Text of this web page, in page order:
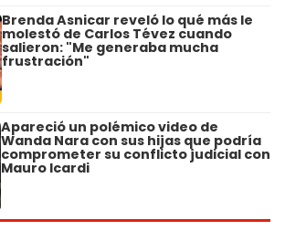
Brenda Asnicar reveló lo qué más le
molestó de Carlos Tévez cuando
salieron: "Me generaba mucha
frustración"
Apareció un polémico video de
Wanda Nara con sus hijas que podría
comprometer su conflicto judicial con
Mauro Icardi